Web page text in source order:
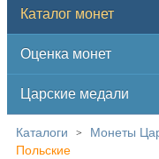
Каталог монет
Оценка монет
Царские медали
Каталоги > Монеты
Польские